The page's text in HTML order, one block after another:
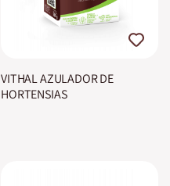
VITHAL AZULADOR DE
HORTENSIAS